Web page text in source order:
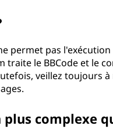
permet pas
traite le BBCode et le
veillez toujours
complexe